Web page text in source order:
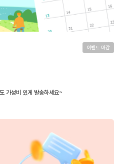
이벤트 마감
가성비 있게 발송하세요~